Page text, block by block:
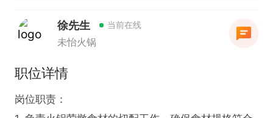
徐先生 当前在线
未怡火锅
职位详情
岗位职责：